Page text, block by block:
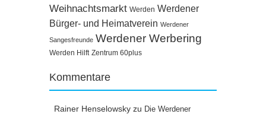
Weihnachtsmarkt Werden Werdener
Bürger- und Heimatverein Werdener
Sangesfreunde Werdener Werbering
Werden Hilft Zentrum 60plus
Kommentare
Rainer Henselowsky zu Die Werdener